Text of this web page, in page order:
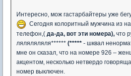
Интересно, мож гастарбайтеры уже
Сегодня колоритный мужчина из
телефон,( да-да, вот эти номера), что
ляляляляля****** (***** - шквал
мне он сказал, что на номере 926 –
акцентом, несколько нетвердо
номер выключен.